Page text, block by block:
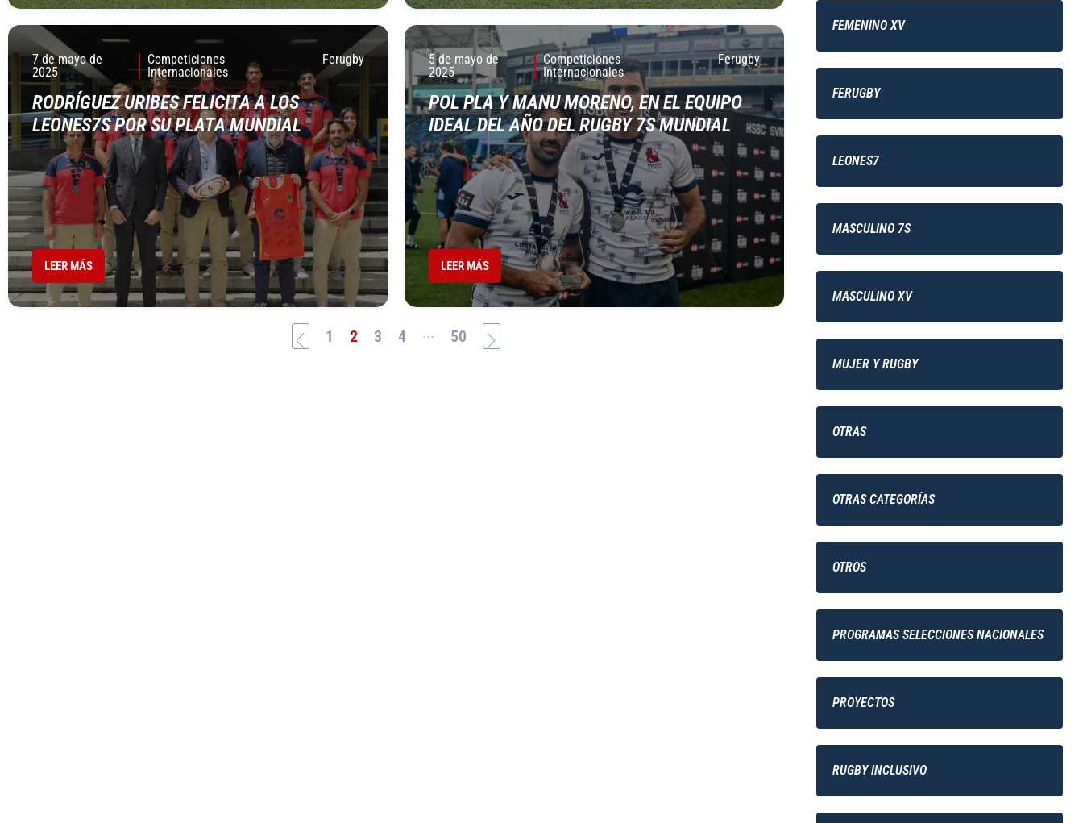
7 de mayo de
2025
Competiciones
Internacionales
Ferugby
RODRÍGUEZ URIBES FELICITA A LOS
LEONES7S POR SU PLATA MUNDIAL
LEER MÁS
5 de mayo de
2025
Competiciones
Internacionales
Ferugby
POL PLA Y MANU MORENO, EN EL EQUIPO
IDEAL DEL AÑO DEL RUGBY 7S MUNDIAL
LEER MÁS
1 2 3 4 ... 50
FEMENINO XV
FERUGBY
LEONES7
MASCULINO 7S
MASCULINO XV
MUJER Y RUGBY
OTRAS
OTRAS CATEGORÍAS
OTROS
PROGRAMAS SELECCIONES NACIONALES
PROYECTOS
RUGBY INCLUSIVO